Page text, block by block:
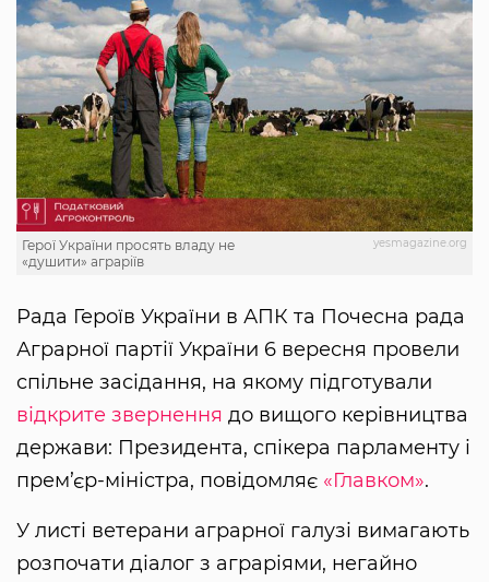
yesmagazine.org
Герої України просять владу не
«душити» аграріїв
Рада Героїв України в АПК та Почесна рада
Аграрної партії України 6 вересня провели
спільне засідання, на якому підготували
відкрите звернення до вищого керівництва
держави: Президента, спікера парламенту і
прем’єр-міністра, повідомляє «Главком».
У листі ветерани аграрної галузі вимагають
розпочати діалог з аграріями, негайно